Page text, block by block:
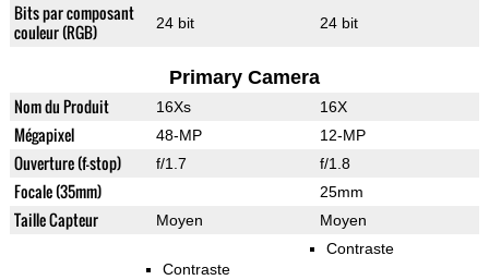
Bits par composant
couleur (RGB)
24 bit 24 bit
Primary Camera
Nom du Produit 16Xs 16X
Mégapixel 48-MP 12-MP
Ouverture (f-stop) f/1.7 f/1.8
Focale (35mm) 25mm
Taille Capteur Moyen Moyen
Contraste
Contraste